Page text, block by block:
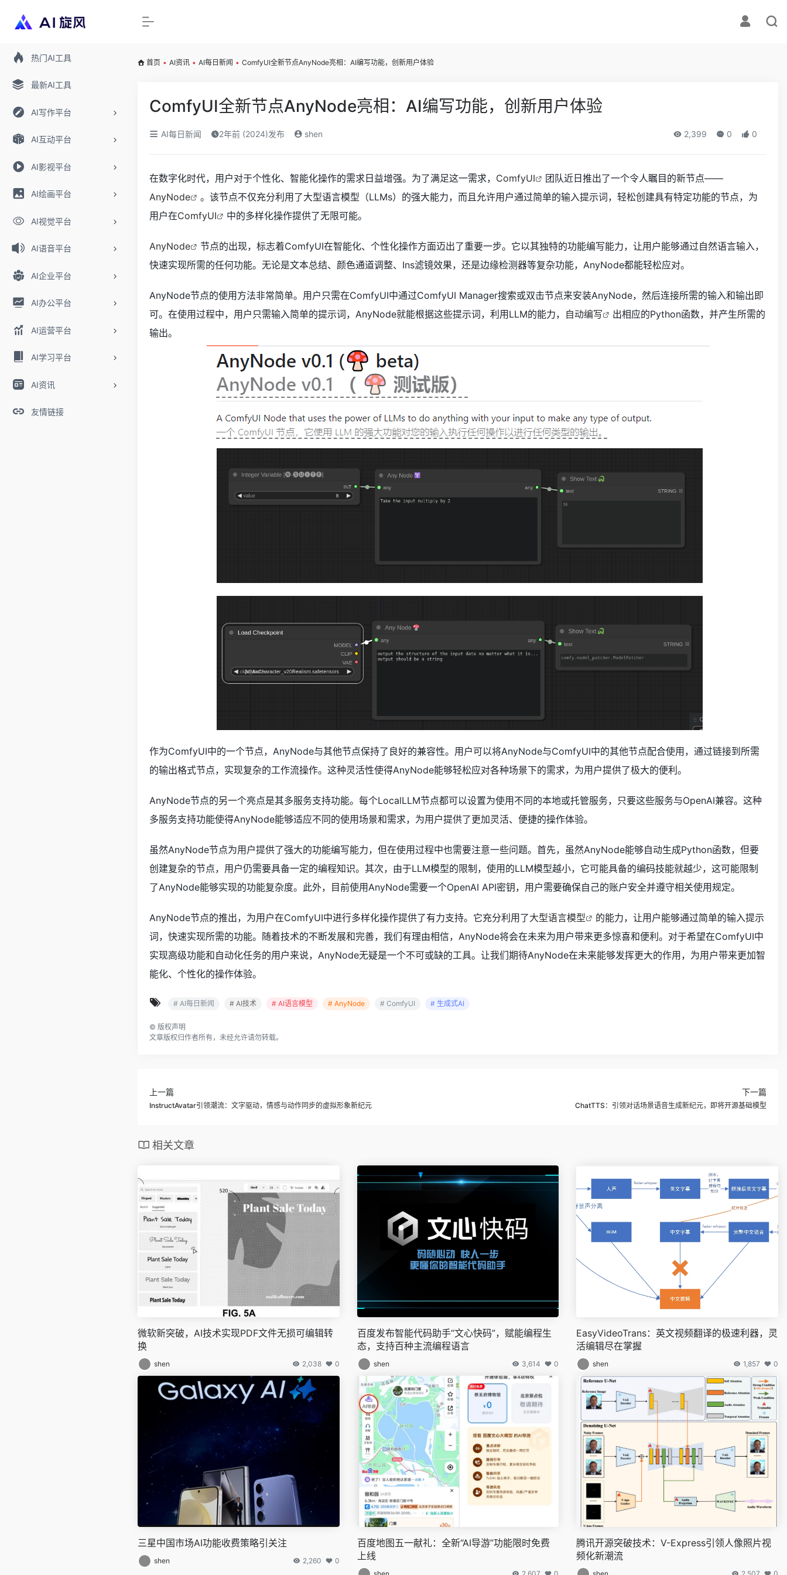
热门AI工具
最新AI工具
AI写作平台
AI互动平台
AI影视平台
AI绘画平台
AI视觉平台
AI语音平台
AI企业平台
AI办公平台
AI运营平台
AI学习平台
AI资讯
友情链接
首页 • AI资讯 • AI每日新闻 • ComfyUI全新节点AnyNode亮相：AI编写功能，创新用户体验
ComfyUI全新节点AnyNode亮相：AI编写功能，创新用户体验
AI每日新闻 2年前 (2024)发布 shen 2,399 0 0
在数字化时代，用户对于个性化、智能化操作的需求日益增强。为了满足这一需求， ComfyUI
团队近日推出了一个令人瞩目的新节点——
AnyNode
。该节点不仅充分利用了大型语言模型（LLMs）的强大能力，而且允许用户通过简单的输入提示词，轻松创建具有特定功能的节点，为
用户在ComfyUI 中的多样化操作提供了无限可能。
AnyNode
节点的出现，标志着ComfyUI在智能化、个性化操作方面迈出了重要一步。它以其独特的功能编写能力，让用户能够通过自然语言输入，
快速实现所需的任何功能。无论是文本总结、颜色通道调整、Ins滤镜效果，还是边缘检测器等复杂功能，AnyNode都能轻松应对。
AnyNode节点的使用方法非常简单。用户只需在ComfyUI中通过ComfyUI Manager搜索或双击节点来安装AnyNode，然后连接所需的输入和输出即
可。在使用过程中，用户只需输入简单的提示词，AnyNode就能根据这些提示词，利用LLM的能力， 自动编写
出相应的Python函数，并产生所需的
输出。
作为ComfyUI中的一个节点，AnyNode与其他节点保持了良好的兼容性。用户可以将AnyNode与ComfyUI中的其他节点配合使用，通过链接到所需
的输出格式节点，实现复杂的工作流操作。这种灵活性使得AnyNode能够轻松应对各种场景下的需求，为用户提供了极大的便利。
AnyNode节点的另一个亮点是其多服务支持功能。每个LocalLLM节点都可以设置为使用不同的本地或托管服务，只要这些服务与OpenAI兼容。这种
多服务支持功能使得AnyNode能够适应不同的使用场景和需求，为用户提供了更加灵活、便捷的操作体验。
虽然AnyNode节点为用户提供了强大的功能编写能力，但在使用过程中也需要注意一些问题。首先，虽然AnyNode能够自动生成Python函数，但要
创建复杂的节点，用户仍需要具备一定的编程知识。其次，由于LLM模型的限制，使用的LLM模型越小，它可能具备的编码技能就越少，这可能限制
了AnyNode能够实现的功能复杂度。此外，目前使用AnyNode需要一个OpenAI API密钥，用户需要确保自己的账户安全并遵守相关使用规定。
AnyNode节点的推出，为用户在ComfyUI中进行多样化操作提供了有力支持。它充分利用了大型语言模型
的能力，让用户能够通过简单的输入提示
词，快速实现所需的功能。随着技术的不断发展和完善，我们有理由相信，AnyNode将会在未来为用户带来更多惊喜和便利。对于希望在ComfyUI中
实现高级功能和自动化任务的用户来说，AnyNode无疑是一个不可或缺的工具。让我们期待AnyNode在未来能够发挥更大的作用，为用户带来更加智
能化、个性化的操作体验。
# AI每日新闻 # AI技术 # AI语言模型 # AnyNode # ComfyUI # 生成式AI
© 版权声明
文章版权归作者所有，未经允许请勿转载。
上一篇
InstructAvatar引领潮流：文字驱动，情感与动作同步的虚拟形象新纪元
下一篇
ChatTTS：引领对话场景语音生成新纪元，即将开源基础模型
相关文章
微软新突破，AI技术实现PDF文件无损可编辑转
换
shen 2,038 0
百度发布智能代码助手“文心快码”，赋能编程生
态，支持百种主流编程语言
shen 3,614 0
EasyVideoTrans：英文视频翻译的极速利器，灵
活编辑尽在掌握
shen 1,857 0
三星中国市场AI功能收费策略引关注
shen 2,260 0
百度地图五一献礼：全新“AI导游”功能限时免费
上线
腾讯开源突破技术：V-Express引领人像照片视
频化新潮流